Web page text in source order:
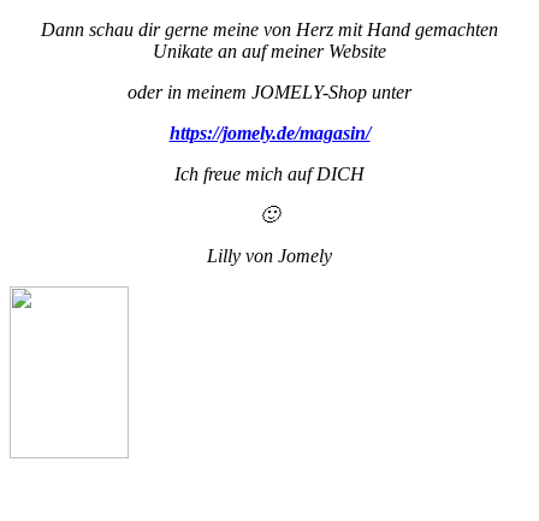
Dann schau dir gerne meine von Herz mit Hand gemachten
Unikate an auf meiner Website
oder in meinem JOMELY-Shop unter
https://jomely.de/magasin/
Ich freue mich auf DICH
🙂
Lilly von Jomely